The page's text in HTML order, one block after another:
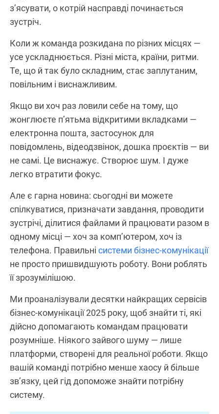
з’ясувати, о котрій насправді починається
зустріч.
Коли ж команда розкидана по різних місцях —
усе ускладнюється. Різні міста, країни, ритми.
Те, що й так було складним, стає заплутаним,
повільним і виснажливим.
Якщо ви хоч раз ловили себе на тому, що
жонглюєте п’ятьма відкритими вкладками —
електронна пошта, застосунок для
повідомлень, відеодзвінок, дошка проєктів — ви
не самі. Це виснажує. Створює шум. І дуже
легко втратити фокус.
Але є гарна новина: сьогодні ви можете
спілкуватися, призначати завдання, проводити
зустрічі, ділитися файлами й працювати разом в
одному місці — хоч за комп’ютером, хоч із
телефона. Правильні системи бізнес-комунікації
не просто пришвидшують роботу. Вони роблять
її зрозумілішою.
Ми проаналізували десятки найкращих сервісів
бізнес-комунікації 2025 року, щоб знайти ті, які
дійсно допомагають командам працювати
розумніше. Ніякого зайвого шуму — лише
платформи, створені для реальної роботи. Якщо
вашій команді потрібно менше хаосу й більше
зв’язку, цей гід допоможе знайти потрібну
систему.